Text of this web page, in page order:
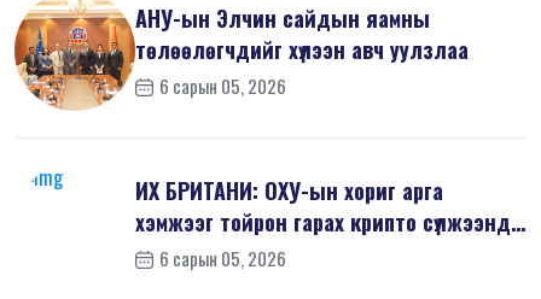
АНУ-ын Элчин сайдын яамны
төлөөлөгчдийг хүлээн авч уулзлаа
6 сарын 05, 2026
ИХ БРИТАНИ: ОХУ-ын хориг арга
хэмжээг тойрон гарах крипто сүлжээнд
хор...6 сарын 05, 2026